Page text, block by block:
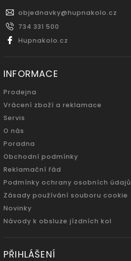
objednavky@hupnakolo.cz
734 331 500
Hupnakolo.cz
INFORMACE
Prodejna
Vrácení zboží a reklamace
Servis
O nás
Poradna
Obchodní podmínky
Reklamační řád
Podmínky ochrany osobních údajů
Zásady používání souboru cookie
Novinky
Návody k obsluze jízdních kol
PŘIHLÁŠENÍ